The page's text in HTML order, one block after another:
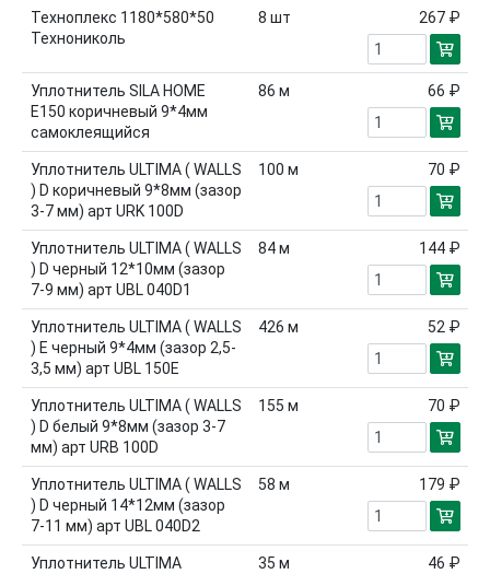
Техноплекс 1180*580*50
Технониколь
8 шт 267 ₽
Уплотнитель SILA HOME
Е150 коричневый 9*4мм
самоклеящийся
86 м 66 ₽
Уплотнитель ULTIMA ( WALLS
) D коричневый 9*8мм (зазор
3-7 мм) арт URK 100D
100 м 70 ₽
Уплотнитель ULTIMA ( WALLS
) D черный 12*10мм (зазор
7-9 мм) арт UBL 040D1
84м 144 ₽
Уплотнитель ULTIMA ( WALLS
) E черный 9*4мм (зазор 2,5-
3,5 мм) арт UBL 150E
426 м 52 ₽
Уплотнитель ULTIMA ( WALLS
) D белый 9*8мм (зазор 3-7
мм) арт URB 100D
155 м 70 ₽
Уплотнитель ULTIMA ( WALLS
) D черный 14*12мм (зазор
7-11 мм) арт UBL 040D2
58 м 179 ₽
Уплотнитель ULTIMA
35 м 46 ₽